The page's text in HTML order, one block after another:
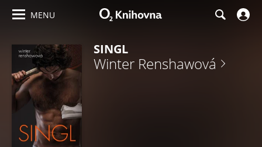
MENU
SINGL
Winter Renshawová